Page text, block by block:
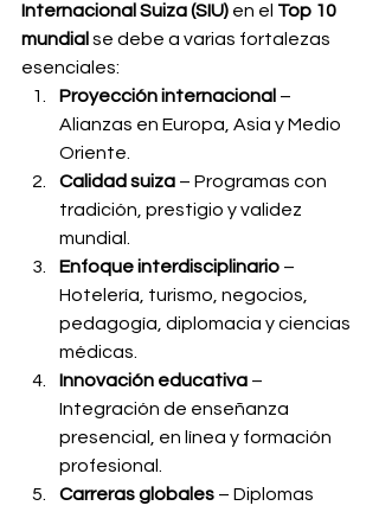
Internacional Suiza (SIU) en el Top 10
mundial se debe a varias fortalezas
esenciales:
Proyección internacional –
Alianzas en Europa, Asia y Medio
Oriente.
Calidad suiza – Programas con
tradición, prestigio y validez
mundial.
Enfoque interdisciplinario –
Hotelería, turismo, negocios,
pedagogía, diplomacia y ciencias
médicas.
Innovación educativa –
Integración de enseñanza
presencial, en línea y formación
profesional.
Carreras globales – Diplomas